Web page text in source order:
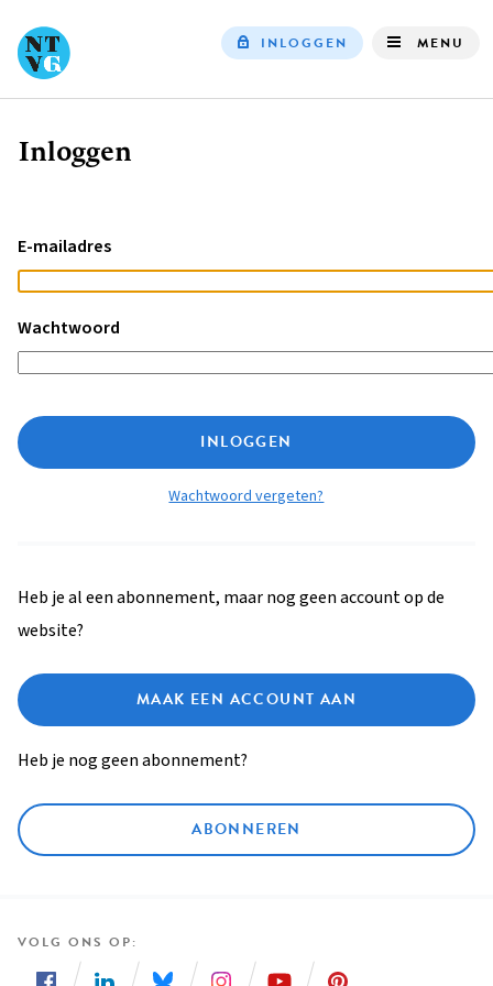
INLOGGEN MENU
Kruimelpad
Inloggen
E-mailadres
Wachtwoord
INLOGGEN
Wachtwoord vergeten?
Heb je al een abonnement, maar nog geen account op de
website?
MAAK EEN ACCOUNT AAN
Heb je nog geen abonnement?
ABONNEREN
VOLG ONS OP